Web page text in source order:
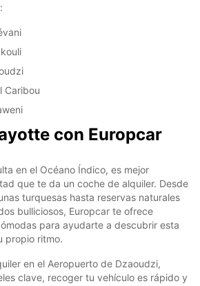
Caribou
con Europcar
en el Océano Índico, es mejor
que te da un coche de alquiler. Desde
turquesas hasta reservas naturales
bulliciosos, Europcar te ofrece
para ayudarte a descubrir esta
propio ritmo.
en el Aeropuerto de Dzaoudzi,
clave, recoger tu vehículo es rápido y